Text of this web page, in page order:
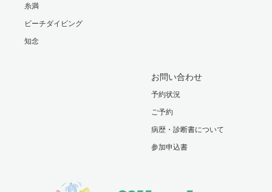
糸満
ビーチダイビング
知念
お問い合わせ
予約状況
ご予約
病歴・診断書について
参加申込書